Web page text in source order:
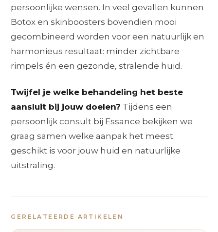
persoonlijke wensen. In veel gevallen kunnen
Botox en skinboosters bovendien mooi
gecombineerd worden voor een natuurlijk en
harmonieus resultaat: minder zichtbare
rimpels én een gezonde, stralende huid.
Twijfel je welke behandeling het beste
aansluit bij jouw doelen? Tijdens een
persoonlijk consult bij Essance bekijken we
graag samen welke aanpak het meest
geschikt is voor jouw huid en natuurlijke
uitstraling.
GERELATEERDE ARTIKELEN